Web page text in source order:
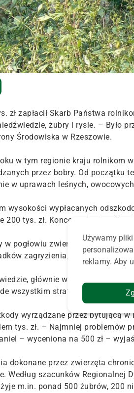
zł zapłacił Skarb Państwa
żubry i rysie. – Było
Środowiska w Rzeszowie.
w tym regionie kraju rolnikom
przez bobry. Od początku
w uprawach leśnych,
wysokości wypłacanych
200 tys. zł. Koncentrują się
w pogłowiu zwierząt
zagryzienia, czy pożarcia
głównie w Bieszczadach i
wszystkim strat w rodzinach
wyrządzane przez bytującą
tys. zł. – Najmniej problemów
– wyceniona na 500 zł –
dokonane przez zwierzęta
Według szacunków
m.in. ponad 500 żubrów, 200
Używamy
reklamy. Aby